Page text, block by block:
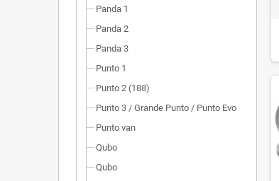
Panda 1
Panda 2
Panda 3
Punto 1
Punto 2 (188)
Punto 3 / Grande Punto / Punto Evo
Punto van
Qubo
Qubo